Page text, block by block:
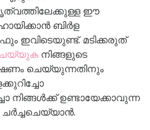
ഈ
ബിർള
ഇവിടെയുണ്ട്. മടിക്കരുത്
നിങ്ങളുടെ
ചെയ്യുന്നതിനും
നിങ്ങൾക്ക് ഉണ്ടായേക്കാവുന്ന